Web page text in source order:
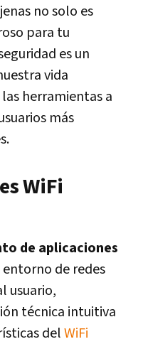
no solo es
para tu
es un
vida
herramientas a
más
WiFi
de aplicaciones
de redes
usuario,
técnica intuitiva
delWiFi